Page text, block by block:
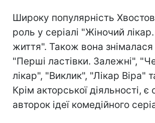
Широку популярність
роль у серіалі "Жіночий
життя". Також вона знімалася
"Перші ластівки. Залежні",
лікар", "Виклик", "Лікар Віра"
Крім акторської діяльності, є
авторок ідеї комедійного